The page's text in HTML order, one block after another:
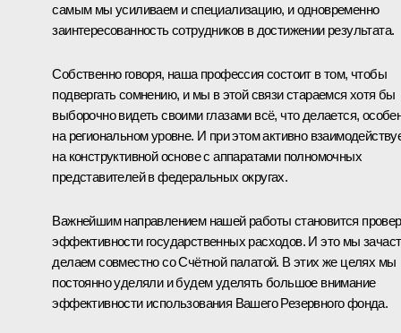
самым мы усиливаем и специализацию, и одновременно
заинтересованность сотрудников в достижении результата.
Собственно говоря, наша профессия состоит в том, чтобы
подвергать сомнению, и мы в этой связи стараемся хотя бы
выборочно видеть своими глазами всё, что делается,
на региональном уровне. И при этом активно
на конструктивной основе с аппаратами полномочных
представителей в федеральных округах.
Важнейшим направлением нашей работы становится
эффективности государственных расходов. И это мы
делаем совместно со Счётной палатой. В этих же целях мы
постоянно уделяли и будем уделять большое внимание
эффективности использования Вашего Резервного фонда.